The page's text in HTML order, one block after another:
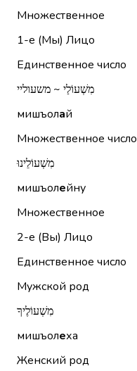
Множественное
1-е (Мы) Лицо
Единственное число
מִשְׁעוֹלַי ~ משעוליי
мишъолай
Множественное число
מִשְׁעוֹלֵינוּ
мишъолейну
Множественное
2-е (Вы) Лицо
Единственное число
Мужской род
מִשְׁעוֹלֶיךָ
мишъолеха
Женский род